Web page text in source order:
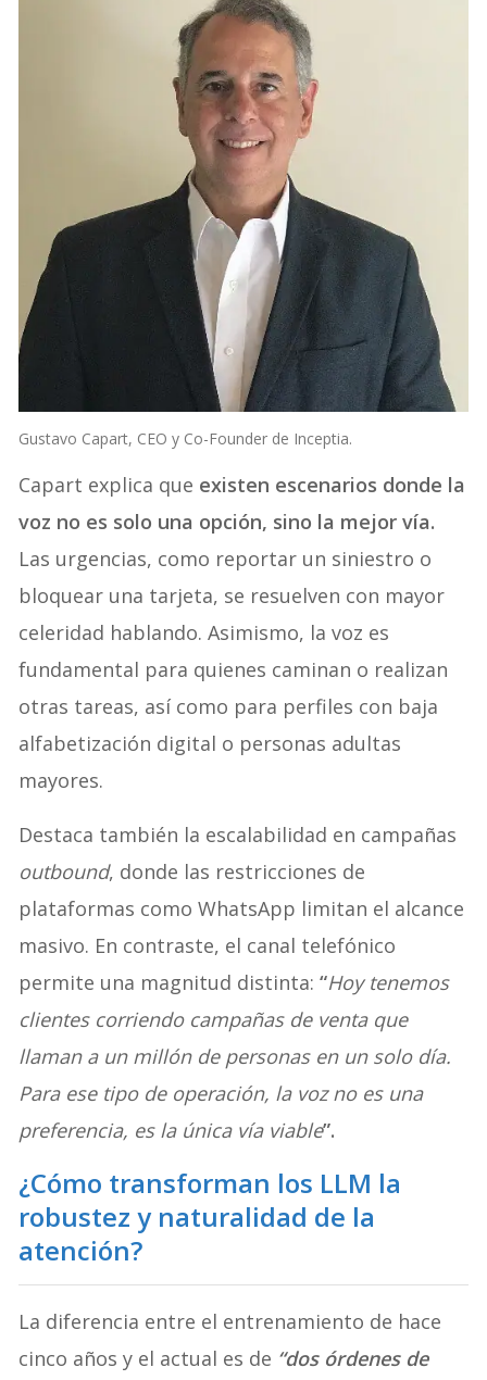
Gustavo Capart, CEO y Co-Founder de Inceptia.
Capart explica que existen escenarios donde la
voz no es solo una opción, sino la mejor vía.
Las urgencias, como reportar un siniestro o
bloquear una tarjeta, se resuelven con mayor
celeridad hablando. Asimismo, la voz es
fundamental para quienes caminan o realizan
otras tareas, así como para perfiles con baja
alfabetización digital o personas adultas
mayores.
Destaca también la escalabilidad en campañas
outbound, donde las restricciones de
plataformas como WhatsApp limitan el alcance
masivo. En contraste, el canal telefónico
permite una magnitud distinta:“Hoy tenemos
clientes corriendo campañas de venta que
llaman a un millón de personas en un solo día.
Para ese tipo de operación, la voz no es una
preferencia, es la única vía viable”.
¿Cómo transforman los LLM la
robustez y naturalidad de la
atención?
La diferencia entre el entrenamiento de hace
cinco años y el actual es de “dos órdenes de